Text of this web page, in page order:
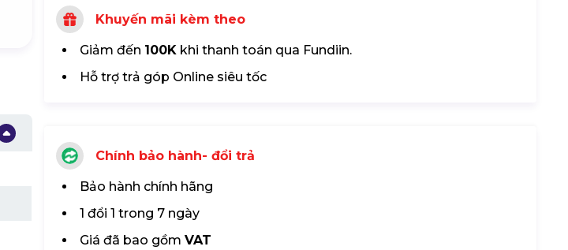
Khuyến mãi kèm theo
Giảm đến 100K khi thanh toán qua Fundiin.
Hỗ trợ trả góp Online siêu tốc
Chính bảo hành- đổi trả
Bảo hành chính hãng
1 đổi 1 trong 7 ngày
Giá đã bao gồm VAT